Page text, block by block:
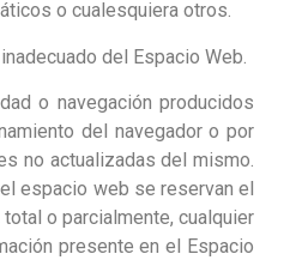
o cualesquiera otros.
del Espacio Web.
o navegación producidos
del navegador o por
no actualizadas del mismo.
espacio web se reservan el
o parcialmente, cualquier
presente en el Espacio